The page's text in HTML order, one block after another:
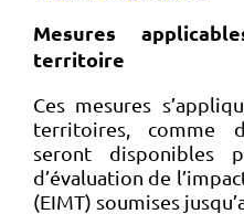
Mesures
territoire
Ces mesures
territoires, comme
seront disponibles
d’évaluation de
(EIMT) soumises